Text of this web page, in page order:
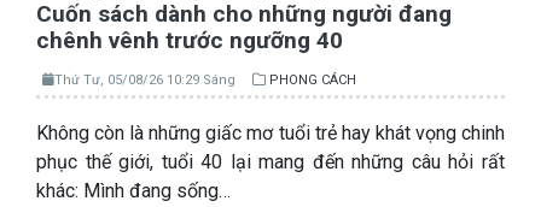
Cuốn sách dành cho những người đang
chênh vênh trước ngưỡng 40
Thứ Tư, 05/08/26 10:29 Sáng PHONG CÁCH
Không còn là những giấc mơ tuổi trẻ hay khát vọng chinh
phục thế giới, tuổi 40 lại mang đến những câu hỏi rất
khác: Mình đang sống…